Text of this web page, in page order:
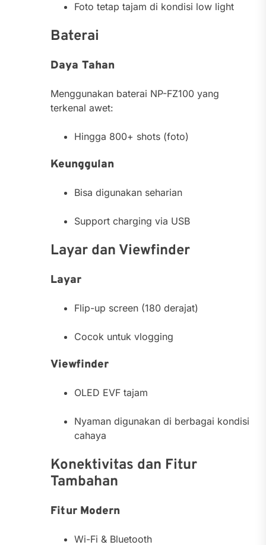
Foto tetap tajam di kondisi low light
Baterai
Daya Tahan
Menggunakan baterai NP-FZ100 yang
terkenal awet:
Hingga 800+ shots (foto)
Keunggulan
Bisa digunakan seharian
Support charging via USB
Layar dan Viewfinder
Layar
Flip-up screen (180 derajat)
Cocok untuk vlogging
Viewfinder
OLED EVF tajam
Nyaman digunakan di berbagai kondisi
cahaya
Konektivitas dan Fitur
Tambahan
Fitur Modern
Wi-Fi & Bluetooth